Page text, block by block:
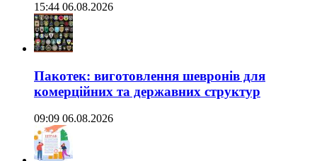
15:44 06.08.2026
Пакотек: виготовлення шевронів для
комерційних та державних структур
09:09 06.08.2026